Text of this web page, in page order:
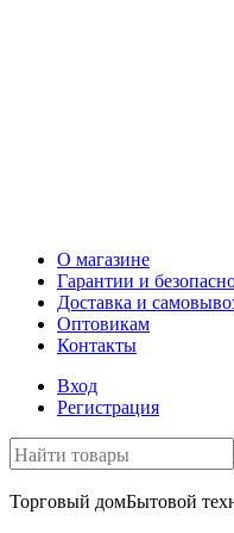
О магазине
Гарантии и
Доставка и
Оптовикам
Контакты
Вход
Регистрация
Торговый домБытовой